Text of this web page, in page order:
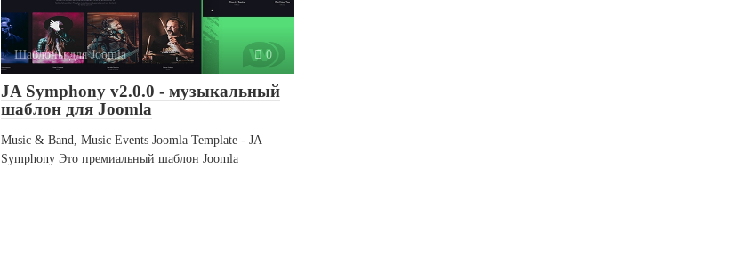
Шаблоны для Joomla 0
JA Symphony v2.0.0 - музыкальный
шаблон для Joomla
Music & Band, Music Events Joomla Template - JA
Symphony Это премиальный шаблон Joomla